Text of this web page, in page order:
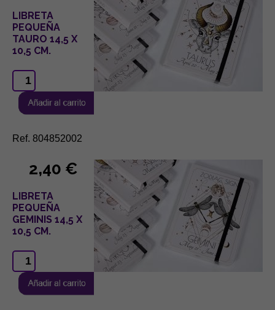
LIBRETA
PEQUEÑA
TAURO 14,5 X
10,5 CM.
Ref. 804852002
2,40 €
LIBRETA
PEQUEÑA
GEMINIS 14,5 X
10,5 CM.